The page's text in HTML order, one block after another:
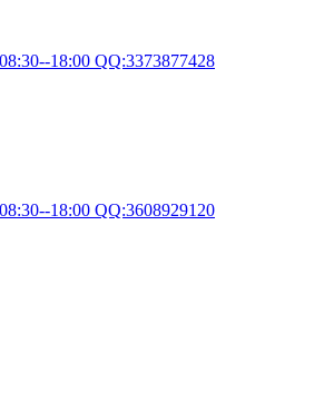
18:00 QQ:3373877428
18:00 QQ:3608929120